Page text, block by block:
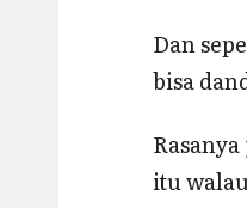
Dan
bisa
itu